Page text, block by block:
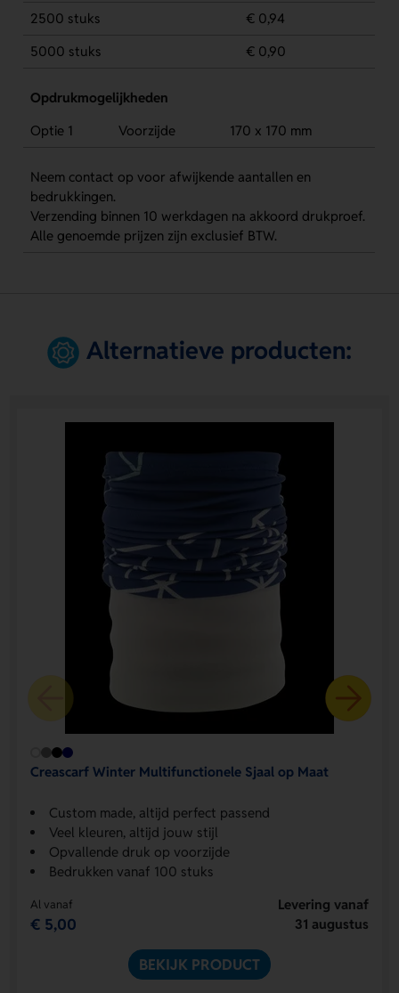
2500 stuks
€ 0,94
5000 stuks
€ 0,90
Opdrukmogelijkheden
Optie 1
Voorzijde 170 x 170 mm
Neem contact op voor afwijkende aantallen en
bedrukkingen.
Verzending binnen 10 werkdagen na akkoord drukproef.
Alle genoemde prijzen zijn exclusief BTW.
Alternatieve producten:
Creascarf Winter Multifunctionele Sjaal op Maat
Custom made, altijd perfect passend
Veel kleuren, altijd jouw stijl
Opvallende druk op voorzijde
Bedrukken vanaf 100 stuks
Al vanaf
€ 5,00
Levering vanaf
31 augustus
BEKIJK PRODUCT